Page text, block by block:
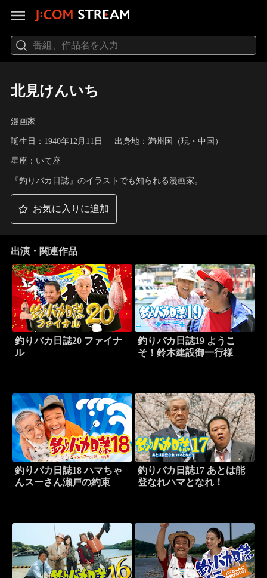
北見けんいち
漫画家
誕生日：1940年12月11日 出身地：満州国（現・中国）
星座：いて座
『釣りバカ日誌』のイラストでも知られる漫画家。
お気に入りに追加
出演・関連作品
釣りバカ日誌20 ファイナ
ル
釣りバカ日誌19 ようこ
そ！鈴木建設御一行様
釣りバカ日誌18 ハマちゃ
んスーさん瀬戸の約束
釣りバカ日誌17 あとは能
登なれハマとなれ！